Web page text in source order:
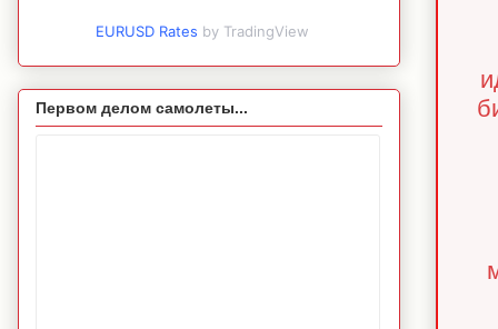
EURUSD Rates by TradingView
Первом делом самолеты...